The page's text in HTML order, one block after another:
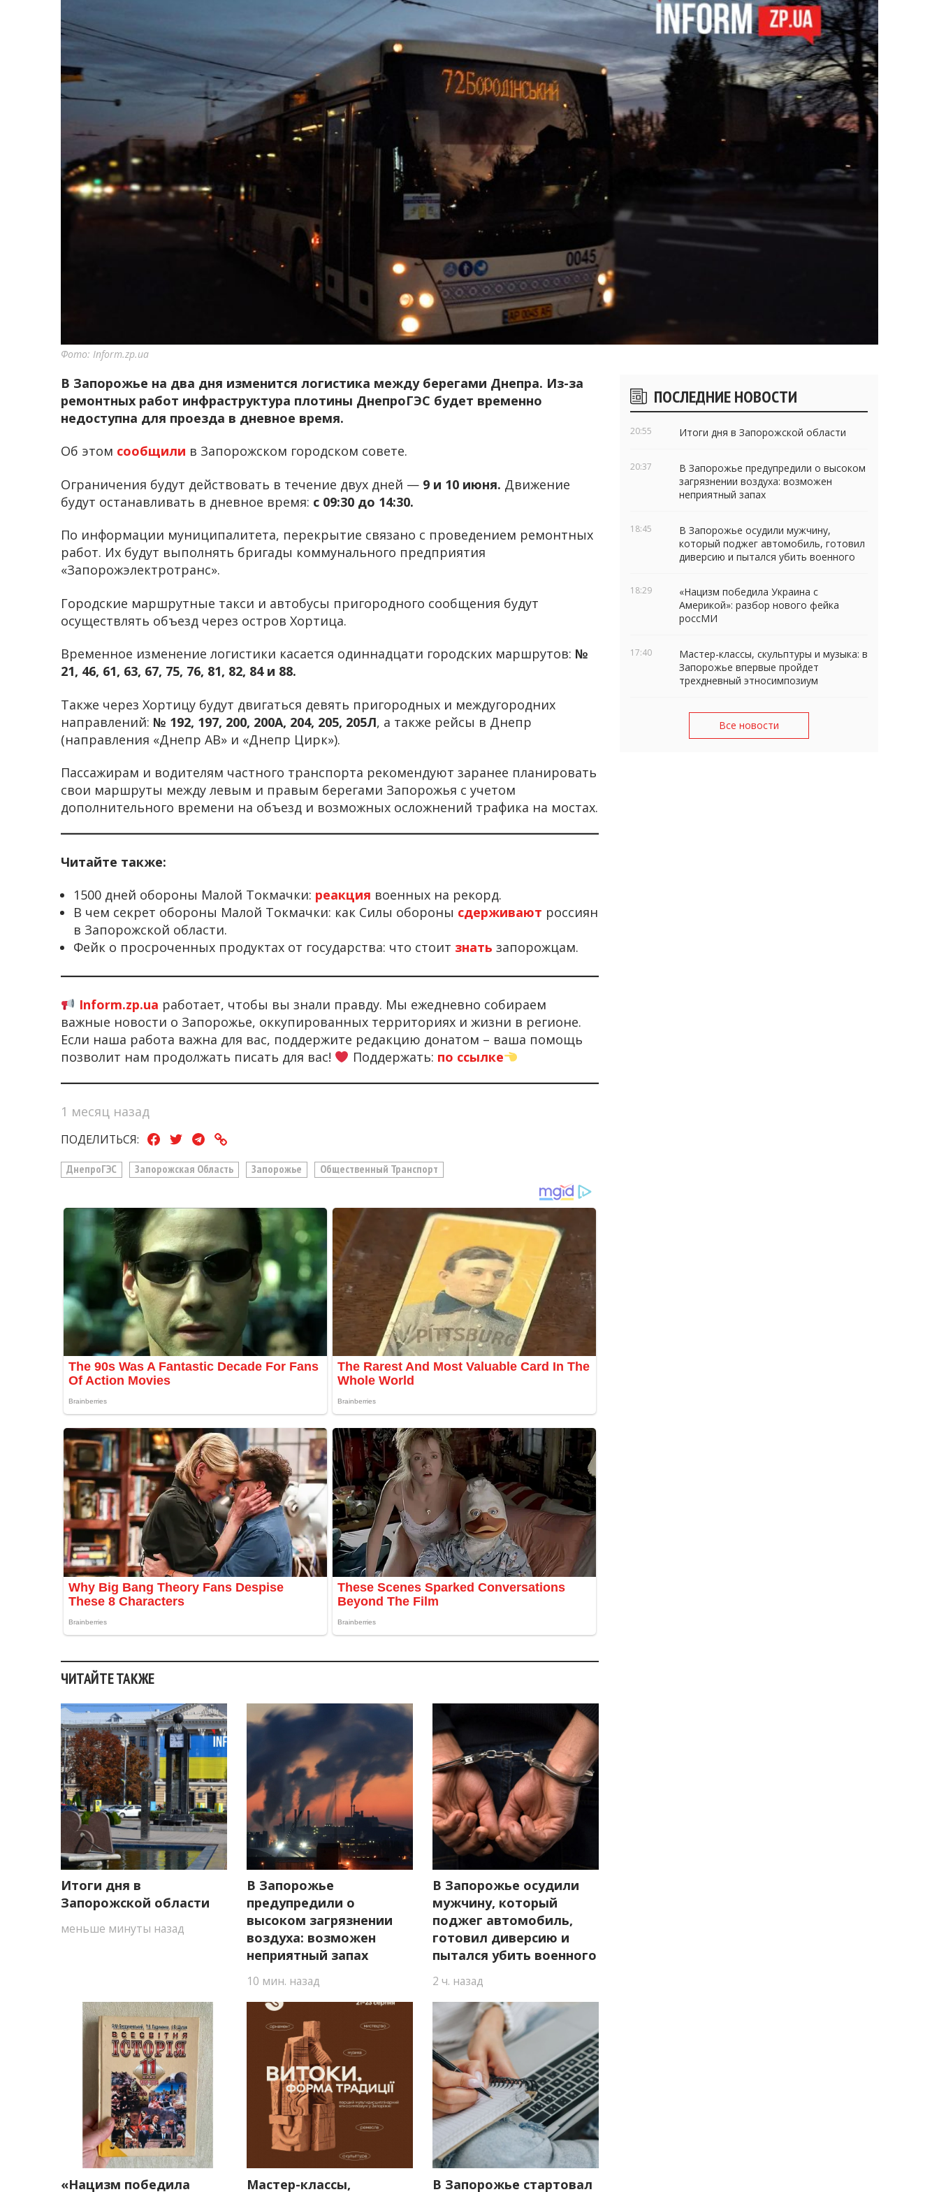
Фото: Inform.zp.ua
В Запорожье на два дня изменится логистика между берегами Днепра. Из-за
ремонтных работ инфраструктура плотины ДнепроГЭС будет временно
недоступна для проезда в дневное время.
Об этом сообщили в Запорожском городском совете.
Ограничения будут действовать в течение двух дней — 9 и 10 июня. Движение
будут останавливать в дневное время: с 09:30 до 14:30.
По информации муниципалитета, перекрытие связано с проведением ремонтных
работ. Их будут выполнять бригады коммунального предприятия
«Запорожэлектротранс».
Городские маршрутные такси и автобусы пригородного сообщения будут
осуществлять объезд через остров Хортица.
Временное изменение логистики касается одиннадцати городских маршрутов: №
21, 46, 61, 63, 67, 75, 76, 81, 82, 84 и 88.
Также через Хортицу будут двигаться девять пригородных и междугородних
направлений: № 192, 197, 200, 200А, 204, 205, 205Л, а также рейсы в Днепр
(направления «Днепр АВ» и «Днепр Цирк»).
Пассажирам и водителям частного транспорта рекомендуют заранее планировать
свои маршруты между левым и правым берегами Запорожья с учетом
дополнительного времени на объезд и возможных осложнений трафика на мостах.
Читайте также:
1500 дней обороны Малой Токмачки: реакция военных на рекорд.
В чем секрет обороны Малой Токмачки: как Силы обороны сдерживают россиян
в Запорожской области.
Фейк о просроченных продуктах от государства: что стоит знать запорожцам.
Inform.zp.ua работает, чтобы вы знали правду. Мы ежедневно собираем
важные новости о Запорожье, оккупированных территориях и жизни в регионе.
Если наша работа важна для вас, поддержите редакцию донатом – ваша помощь
позволит нам продолжать писать для вас!
Поддержать: по ссылке
1 месяц назад
ПОДЕЛИТЬСЯ:
ДнепроГЭС Запорожская Область Запорожье Общественный Транспорт
ЧИТАЙТЕ ТАКЖЕ
Итоги дня в
Запорожской области
меньше минуты назад
В Запорожье
предупредили о
высоком загрязнении
воздуха: возможен
неприятный запах
10 мин. назад
В Запорожье осудили
мужчину, который
поджег автомобиль,
готовил диверсию и
пытался убить военного
2 ч. назад
«Нацизм победила Мастер-классы, В Запорожье стартовал
Боковые
виджеты
ПОСЛЕДНИЕ НОВОСТИ
20:55 Итоги дня в Запорожской области
20:37
В Запорожье предупредили о высоком
загрязнении воздуха: возможен
неприятный запах
18:45
В Запорожье осудили мужчину,
который поджег автомобиль, готовил
диверсию и пытался убить военного
18:29
«Нацизм победила Украина с
Америкой»: разбор нового фейка
россМИ
17:40
Мастер-классы, скульптуры и музыка: в
Запорожье впервые пройдет
трехдневный этносимпозиум
Все новости